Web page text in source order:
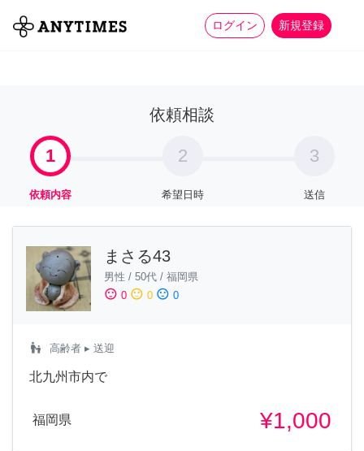
ログイン 新規登録
全て 家事 more_horiz
依頼相談
1
依頼内容
2
希望日時
3
送信
まさる43
男性 / 50代 / 福岡県
sentiment_satisfied 0 sentiment_neutral 0 sentiment_dissatisfied 0
escalator_warning 高齢者 ▸ 送迎
北九州市内で
福岡県 ¥1,000